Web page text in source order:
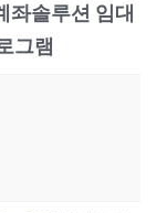
좌솔루션 임대
그램